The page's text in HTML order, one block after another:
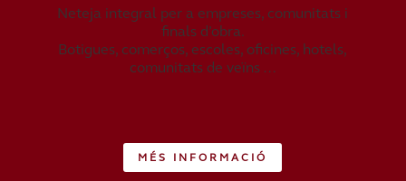
Neteja integral per a empreses, comunitats i
finals d’obra.
Botigues, comerços, escoles, oficines, hotels,
comunitats de veïns …
MÉS INFORMACIÓ